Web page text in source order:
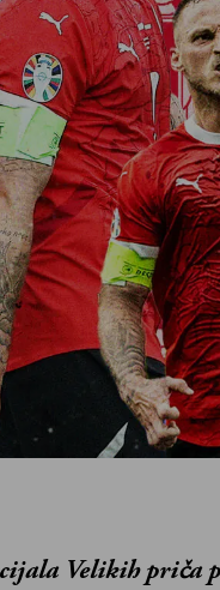
Velikih priča